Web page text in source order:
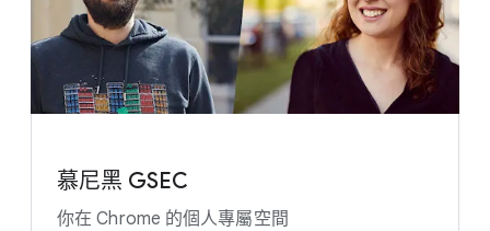
慕尼黑 GSEC
你​在 Chrome 的​個人​專屬​空間